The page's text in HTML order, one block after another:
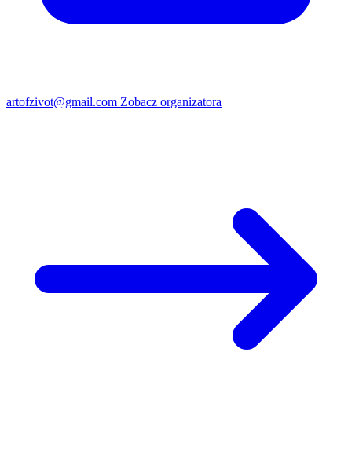
artofzivot@gmail.com Zobacz organizatora